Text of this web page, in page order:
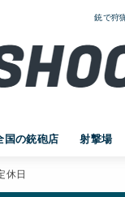
銃で狩
国の銃砲店 射撃場
休日